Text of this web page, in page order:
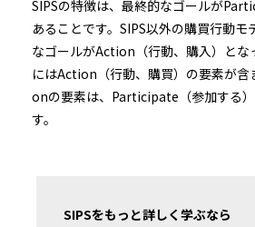
SIPSの特徴は、最終的なゴールが
あることです。SIPS以外の購買行動
なゴールがAction（行動、購入）とな
にはAction（行動、購買）の要素が
onの要素は、Participate（参加する
す。
SIPSをもっと詳しく学ぶなら